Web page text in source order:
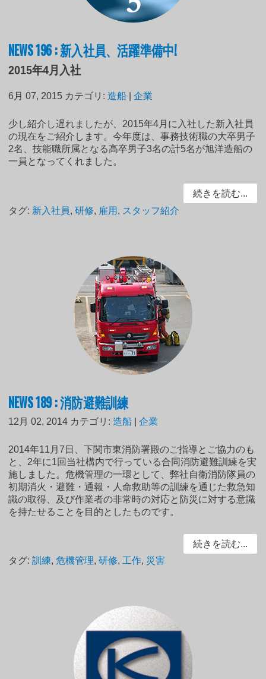
NEWS 196 : 新入社員、活躍準備中!
2015年4月入社
6月 07, 2015 カテゴリ:造船 |企業
少し紹介し遅れましたが、2015年4月に入社した新入社員
の現在をご紹介します。今年度は、事務技術職の大卒男子
2名、技能職所属となる高卒男子3名の計5名が旭洋造船の
一員となってくれました。
続きを読む...
タグ: 新入社員,研修, 雇用 , スタッフ紹介
NEWS 189 : 消防避難訓練
12月 02, 2014 カテゴリ:造船 |企業
2014年11月7日、下関市東消防署殿のご指導とご協力のも
と、2年に1回当社構内で行っている合同消防避難訓練を実
施しました。危機管理の一環として、弊社自衛消防隊員の
初期消火・避難・通報・人命救助等の訓練を通じた救急知
識の取得、及び作業者の非常時の対応と防災に対する意識
を持たせることを目的としたものです。
続きを読む...
タグ:訓練,危機管理,研修, 工作, 災害